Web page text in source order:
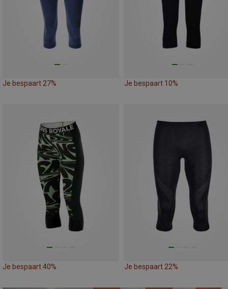
Je bespaart 27% Je bespaart 10%
Je bespaart 40% Je bespaart 22%